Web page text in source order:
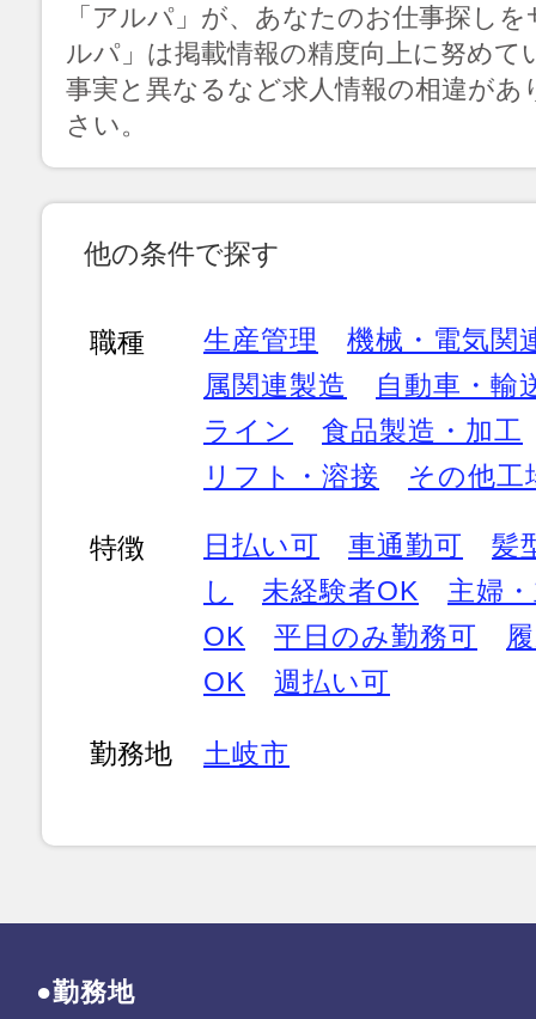
「アルパ」が、あなたのお仕事探し
ルパ」は掲載情報の精度向上に努めて
事実と異なるなど求人情報の相違が
さい。
他の条件で探す
職種 生産管理
機械・電気関
属関連製造
自動車・輸
ライン
食品製造・加工
リフト・溶接
その他工
特徴 日払い可 車通勤可
髪
し
未経験者OK
主婦
OK
平日のみ勤務可
OK
週払い可
勤務地 土岐市
●勤務地